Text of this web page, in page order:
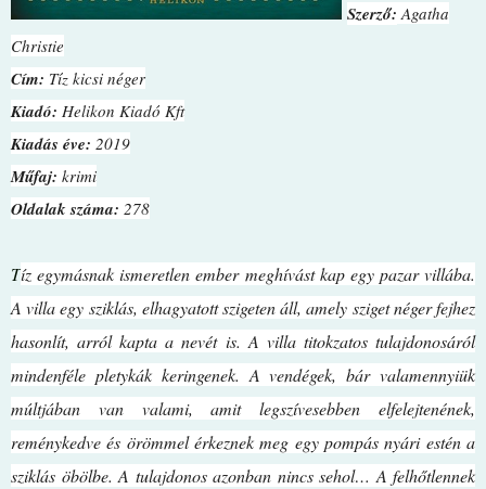
Szerző: Agatha
Christie
Cím: Tíz kicsi néger
Kiadó: Helikon Kiadó Kft
Kiadás éve: 2019
Műfaj: krimi
Oldalak száma: 278
Tíz egymásnak ismeretlen ember meghívást kap egy pazar villába.
A villa egy sziklás, elhagyatott szigeten áll, amely sziget néger fejhez
hasonlít, arról kapta a nevét is. A villa titokzatos tulajdonosáról
mindenféle pletykák keringenek. A vendégek, bár valamennyiük
múltjában van valami, amit legszívesebben elfelejtenének,
reménykedve és örömmel érkeznek meg egy pompás nyári estén a
sziklás öbölbe. A tulajdonos azonban nincs sehol… A felhőtlennek